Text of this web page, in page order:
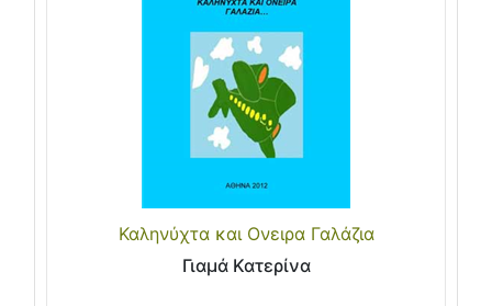
Καληνύχτα και Ονειρα Γαλάζια
Γιαμά Κατερίνα